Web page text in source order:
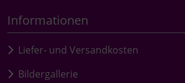
Informationen
Liefer- und Versandkosten
Bildergallerie